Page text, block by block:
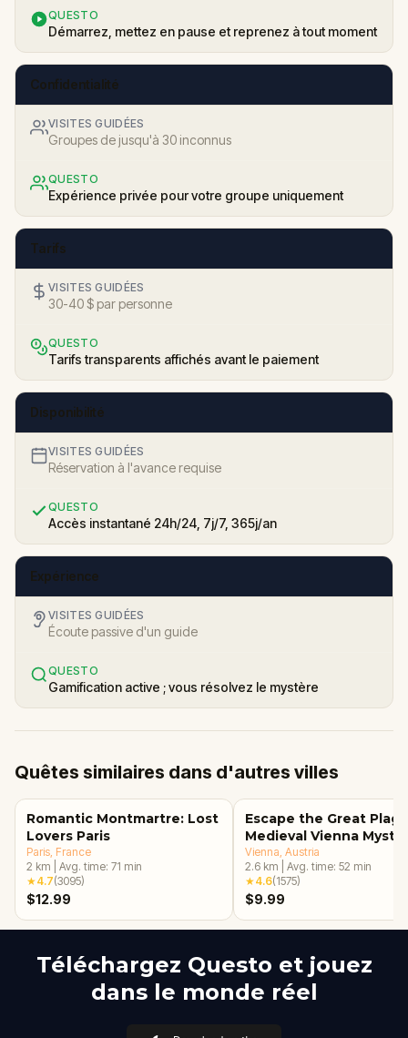
QUESTO
Démarrez, mettez en pause et reprenez à tout moment
Confidentialité
VISITES GUIDÉES
Groupes de jusqu'à 30 inconnus
QUESTO
Expérience privée pour votre groupe uniquement
Tarifs
VISITES GUIDÉES
30-40 $ par personne
QUESTO
Tarifs transparents affichés avant le paiement
Disponibilité
VISITES GUIDÉES
Réservation à l'avance requise
QUESTO
Accès instantané 24h/24, 7j/7, 365j/an
Expérience
VISITES GUIDÉES
Écoute passive d'un guide
QUESTO
Gamification active ; vous résolvez le mystère
Quêtes similaires dans d'autres villes
Romantic Montmartre: Lost
Lovers Paris
Paris, France
2 km Avg. time: 71 min
★4.7(3095)
$12.99
Escape the Great
Medieval Vienna
Vienna, Austria
2.6 km Avg. time: 52 min
★4.6(1575)
$9.99
Téléchargez Questo et jouez
dans le monde réel